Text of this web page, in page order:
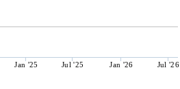
Jan '25 Jul '25 Jan '26 Jul '26